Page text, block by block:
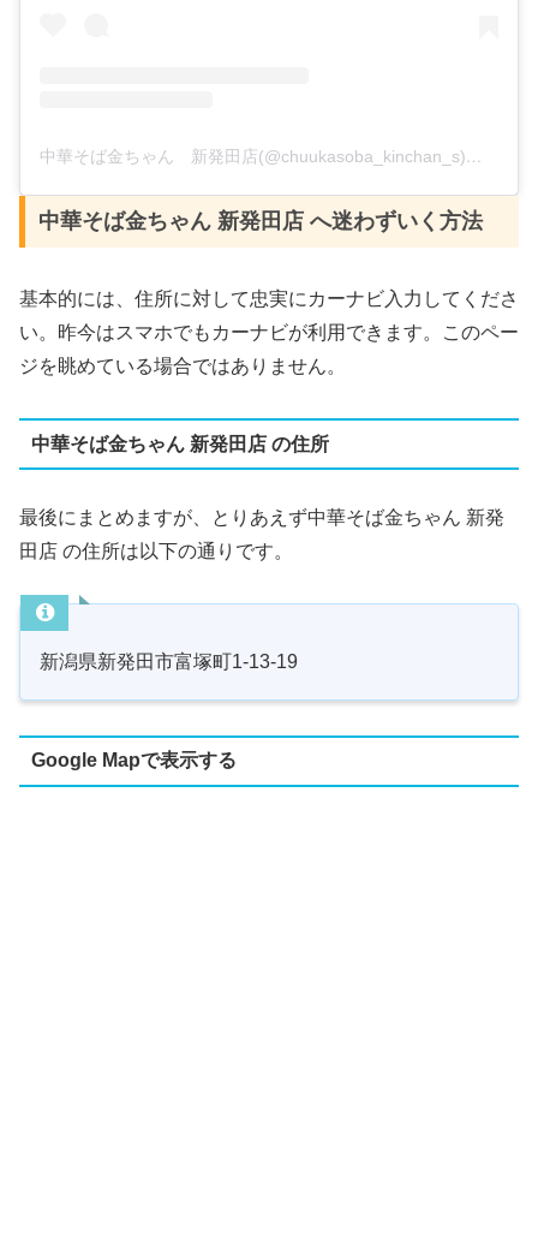
中華そば金ちゃん 新発田店(@chuukasoba_kinchan_s)がシェアした投稿
中華そば金ちゃん 新発田店 へ迷わずいく方法
基本的には、住所に対して忠実にカーナビ入力してくださ
い。昨今はスマホでもカーナビが利用できます。このペー
ジを眺めている場合ではありません。
中華そば金ちゃん 新発田店 の住所
最後にまとめますが、とりあえず中華そば金ちゃん 新発
田店 の住所は以下の通りです。
新潟県新発田市富塚町1-13-19
Google Mapで表示する